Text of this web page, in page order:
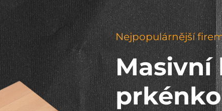
Nejpopulárnější
Masivní